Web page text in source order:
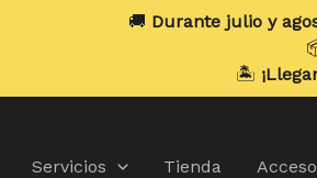
Servicios Tienda Acceso
Durante julio y agosto:envíos
Envío
¡Llegamos a más